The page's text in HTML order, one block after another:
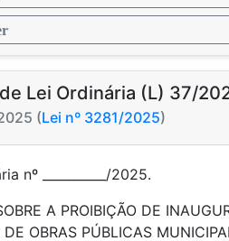
Lei Ordinária (L) 37/
(Lei nº 3281/2025)
nº __________/2025.
A PROIBIÇÃO DE
DE OBRAS PÚBLICAS